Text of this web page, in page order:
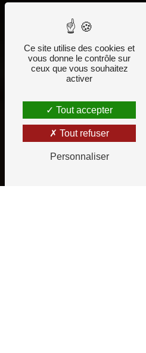
Ce site utilise des cookies et
vous donne le contrôle sur
ceux que vous souhaitez
activer
Tout accepter
Tout refuser
Personnaliser